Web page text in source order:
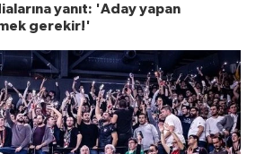
yanıt: 'Aday yapan
gerekir!'